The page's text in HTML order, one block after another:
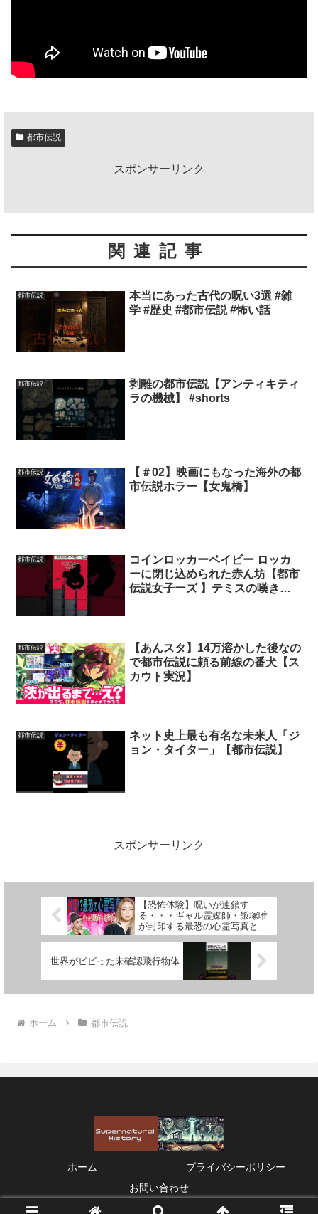
都市伝説
スポンサーリンク
関連記事
都市伝説
本当にあった古代の呪い3選 #雑
学 #歴史 #都市伝説 #怖い話
都市伝説
剥離の都市伝説【アンティキティ
ラの機械】 #shorts
都市伝説
【＃02】映画にもなった海外の都
市伝説ホラー【女鬼橋】
都市伝説
コインロッカーベイビー ロッカ
ーに閉じ込められた赤ん坊【都市
伝説女子ーズ 】テミスの嘆き
都市伝説
【あんスタ】14万溶かした後なの
で都市伝説に頼る前線の番犬【ス
カウト実況】
都市伝説
ネット史上最も有名な未来人「ジ
ョン・タイター」【都市伝説】
スポンサーリンク
【恐怖体験】呪いが連鎖す
る・・・ギャル霊媒師・飯塚唯
が封印する最恐の心霊写真と
は？【コラボ】
世界がビビった未確認飛行物体
ホーム 都市伝説
ホーム
プライバシーポリシー
お問い合わせ